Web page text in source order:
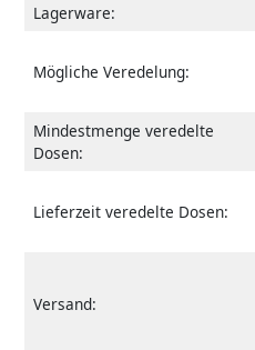
Lagerware:
Mögliche Veredelung:
Mindestmenge veredelte
Dosen:
Lieferzeit veredelte Dosen:
Versand: